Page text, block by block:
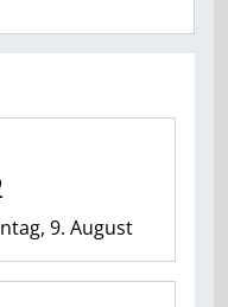
9. August